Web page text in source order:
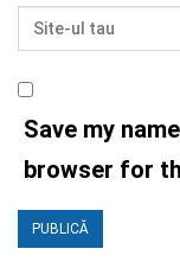
Save my
browser for